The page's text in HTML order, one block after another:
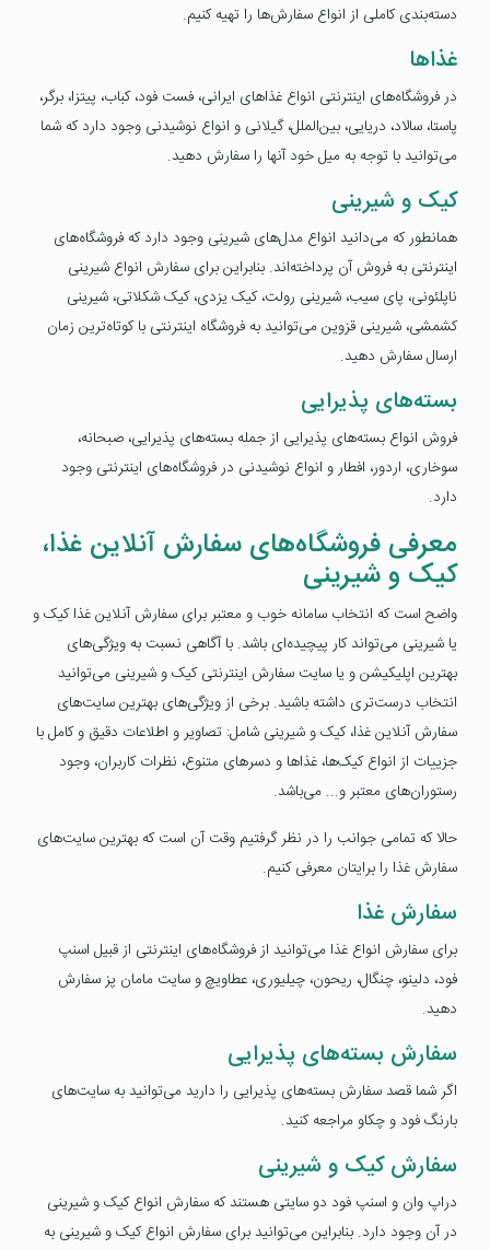
دسته‌بندی کاملی از انواع سفارش‌ها را تهیه کنیم.
غذاها
در فروشگاه‌های اینترنتی انواع غذاهای ایرانی، فست فود، کباب، پیتزا، برگر،
پاستا، سالاد، دریایی، بین‌الملل، گیلانی و انواع نوشیدنی وجود دارد که شما
می‌توانید با توجه به میل خود آنها را سفارش دهید.
کیک و شیرینی
همانطور که می‌دانید انواع مدل‌های شیرینی وجود دارد که فروشگاه‌های
اینترنتی به فروش آن پرداخته‌اند. بنابراین برای سفارش انواع شیرینی
ناپلئونی، پای سیب، شیرینی رولت، کیک یزدی، کیک شکلاتی، شیرینی
کشمشی، شیرینی قزوین می‌توانید به فروشگاه اینترنتی با کوتاه‌ترین زمان
ارسال سفارش دهید.
بسته‌های پذیرایی
فروش انواع بسته‌های پذیرایی از جمله بسته‌های پذیرایی، صبحانه،
سوخاری، اردور، افطار و انواع نوشیدنی در فروشگاه‌های اینترنتی وجود
دارد.
معرفی فروشگاه‌های سفارش آنلاین غذا،
کیک و شیرینی
واضح است که انتخاب سامانه خوب و معتبر برای سفارش آنلاین غذا کیک و
یا شیرینی می‌تواند کار پیچیده‌ای باشد. با آگاهی نسبت به ویژگی‌های
بهترین اپلیکیشن و یا سایت سفارش اینترنتی کیک و شیرینی می‌توانید
انتخاب درست‌تری داشته باشید. برخی از ویژگی‌های بهترین سایت‌های
سفارش آنلاین غذا، کیک و شیرینی شامل: تصاویر و اطلاعات دقیق و کامل با
جزییات از انواع کیک‌ها، غذا‌ها و دسرهای متنوع، نظرات کاربران، وجود
رستوران‌های معتبر و... می‌باشد.
حالا که تمامی جوانب را در نظر گرفتیم وقت آن است که بهترین سایت‌های
سفارش غذا را برایتان معرفی کنیم.
سفارش غذا
برای سفارش انواع غذا می‌توانید از فروشگاه‌های اینترنتی از قبیل اسنپ
فود، دلینو، چنگال، ریحون، چیلیوری، عطاویچ و سایت مامان پز سفارش
دهید.
سفارش بسته‌های پذیرایی
اگر شما قصد سفارش بسته‌های پذیرایی را دارید می‌توانید به سایت‌های
بارنگ فود و چکاو مراجعه کنید.
سفارش کیک و شیرینی
دراپ وان و اسنپ فود دو سایتی هستند که سفارش انواع کیک و شیرینی
در آن وجود دارد. بنابراین می‌توانید برای سفارش انواع کیک و شیرینی به